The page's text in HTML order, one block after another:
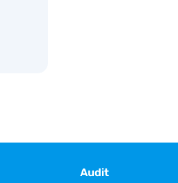
Audit